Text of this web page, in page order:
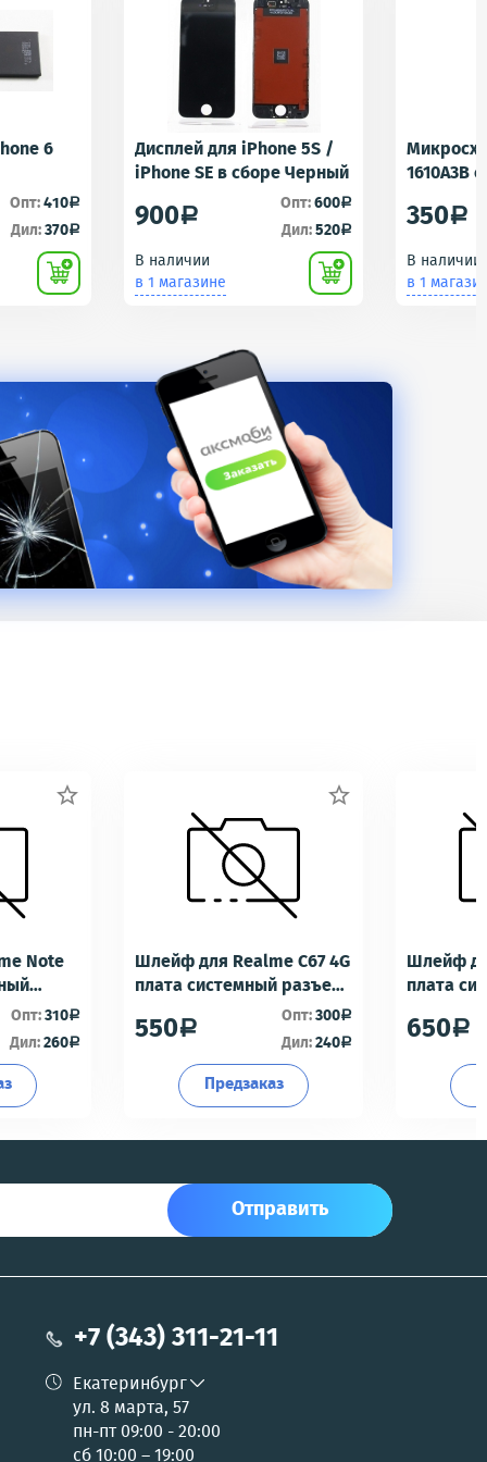
6
Опт:410a
Дил:370a
Дисплей для iPhone 5S /
iPhone SE в сборе Черный
900a Опт:600a
Дил:520a
В наличии
в 1 магазине
1610A3B
U2 Tristar
350a
В наличии
в 1

Note
-
Опт:310a
Дил:260a

Шлейф для Realme C67 4G
плата системный разъем/
разъем гарнитуры/
микрофон - Премиум
550a Опт:300a
Дил:240a
Предзаказ
Шлейф
плата
650a
Отправить
+7 (343) 311-21-11
Екатеринбург
ул. 8 марта, 57
пн-пт 09:00 - 20:00
сб 10:00 – 19:00